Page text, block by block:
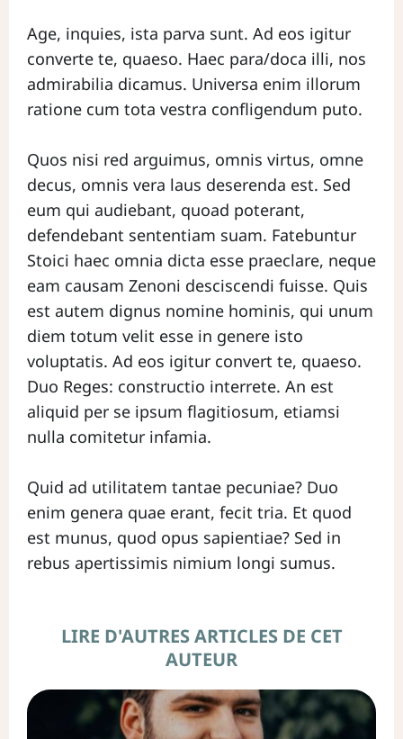
Age, inquies, ista parva sunt. Ad eos igitur
converte te, quaeso. Haec para/doca illi, nos
admirabilia dicamus. Universa enim illorum
ratione cum tota vestra confligendum puto.
Quos nisi red arguimus, omnis virtus, omne
decus, omnis vera laus deserenda est. Sed
eum qui audiebant, quoad poterant,
defendebant sententiam suam. Fatebuntur
Stoici haec omnia dicta esse praeclare, neque
eam causam Zenoni desciscendi fuisse. Quis
est autem dignus nomine hominis, qui unum
diem totum velit esse in genere isto
voluptatis. Ad eos igitur convert te, quaeso.
Duo Reges: constructio interrete. An est
aliquid per se ipsum flagitiosum, etiamsi
nulla comitetur infamia.
Quid ad utilitatem tantae pecuniae? Duo
enim genera quae erant, fecit tria. Et quod
est munus, quod opus sapientiae? Sed in
rebus apertissimis nimium longi sumus.
LIRE D'AUTRES ARTICLES DE CET
AUTEUR